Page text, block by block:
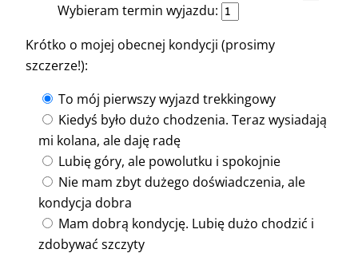
Wybieram termin wyjazdu:
Krótko o mojej obecnej kondycji (prosimy
szczerze!):
To mój pierwszy wyjazd trekkingowy
Kiedyś było dużo chodzenia. Teraz wysiadają
mi kolana, ale daję radę
Lubię góry, ale powolutku i spokojnie
Nie mam zbyt dużego doświadczenia, ale
kondycja dobra
Mam dobrą kondycję. Lubię dużo chodzić i
zdobywać szczyty